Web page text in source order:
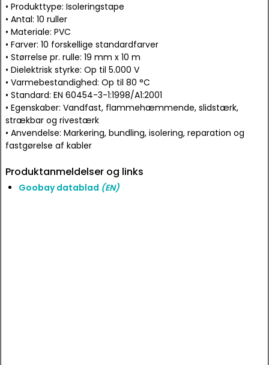
• Produkttype: Isoleringstape
• Antal: 10 ruller
• Materiale: PVC
• Farver: 10 forskellige standardfarver
• Størrelse pr. rulle: 19 mm x 10 m
• Dielektrisk styrke: Op til 5.000 V
• Varmebestandighed: Op til 80 °C
• Standard: EN 60454-3-1:1998/A1:2001
• Egenskaber: Vandfast, flammehæmmende, slidstærk,
strækbar og rivestærk
• Anvendelse: Markering, bundling, isolering, reparation og
fastgørelse af kabler
Produktanmeldelser og links
Goobay datablad (EN)